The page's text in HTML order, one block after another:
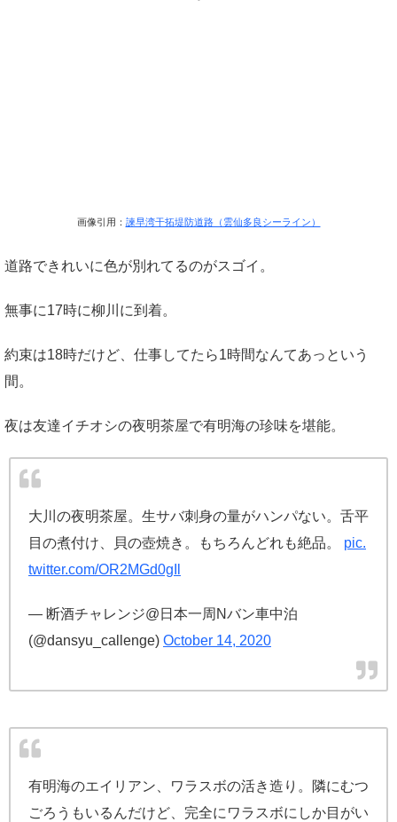
画像引用： 諫早湾干拓堤防道路（雲仙多良シーライン）
道路できれいに色が別れてるのがスゴイ。
無事に17時に柳川に到着。
約束は18時だけど、仕事してたら1時間なんてあっという
間。
夜は友達イチオシの夜明茶屋で有明海の珍味を堪能。
大川の夜明茶屋。生サバ刺身の量がハンパない。舌平
目の煮付け、貝の壺焼き。もちろんどれも絶品。 pic.
twitter.com/OR2MGd0gIl
— 断酒チャレンジ@日本一周Nバン車中泊
(@dansyu_callenge) October 14, 2020
有明海のエイリアン、ワラスボの活き造り。隣にむつ
ごろうもいるんだけど、完全にワラスボにしか目がい